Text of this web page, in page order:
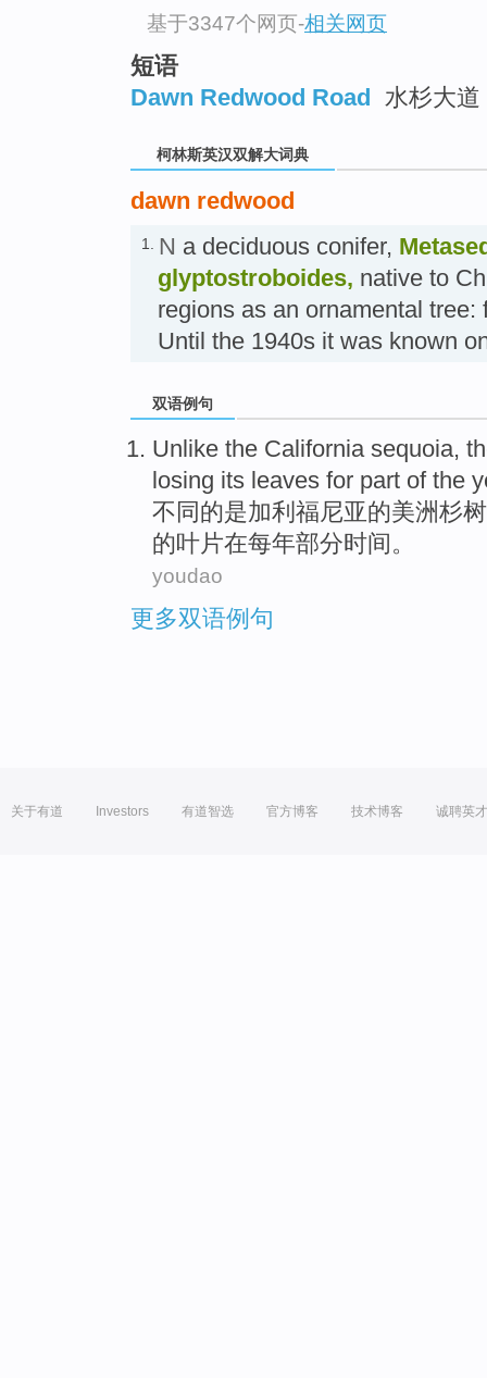
基于3347个网页-相关网页
短语
Dawn Redwood Road 水杉大道
柯林斯英汉双解大词典
dawn redwood
1. N a deciduous conifer,
glyptostroboides, native to
regions as an ornamental
Until the 1940s it was known
双语例句
Unlike the California sequoia,
losing its leaves for part ofthe
不同 的是加利福尼亚的美洲杉树
的叶片在每年部分时间。
youdao
更多双语例句
关于有道 Investors 有道智选 官方博客 技术博客 诚聘英才